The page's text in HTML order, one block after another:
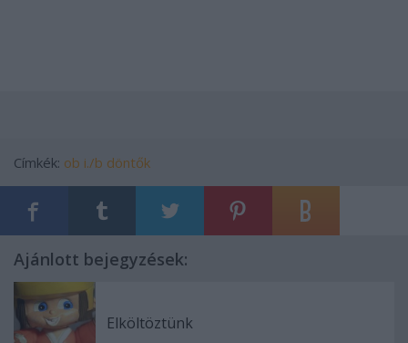
Címkék: ob i./b döntők
Ajánlott bejegyzések:
Elköltöztünk